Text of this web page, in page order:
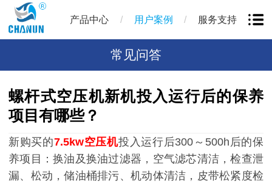
产品中心 / 用户案例 / 服务支持
常见问答
螺杆式空压机新机投入运行后的保养
项目有哪些？
新购买的7.5kw空压机投入运行后300～500h后的保
养项目：换油及换油过滤器，空气滤芯清洁，检查泄
漏、松动，储油桶排污、机动体清洁，皮带松紧度检